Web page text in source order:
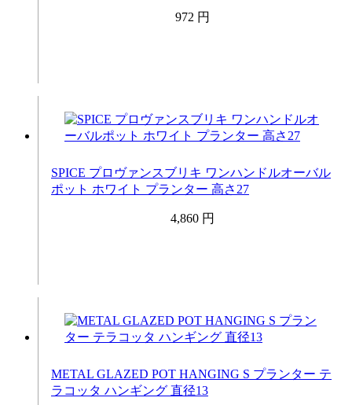
972 円
SPICE プロヴァンスブリキ ワンハンドルオーバル
ポット ホワイト プランター 高さ27
4,860 円
METAL GLAZED POT HANGING S プランター テ
ラコッタ ハンギング 直径13